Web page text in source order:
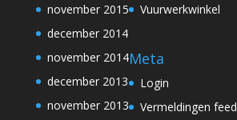
november 2015
december 2014
november 2014
december 2013
november 2013
Vuurwerkwinkel
Meta
Login
Vermeldingen feed